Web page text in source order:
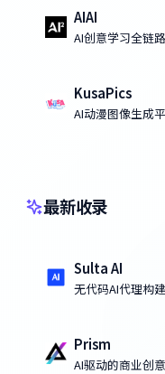
AIAI
AI创意学习全链
KusaPics
AI动漫图像生成
最新收录
Sulta AI
无代码AI代理构
Prism
AI驱动的商业创